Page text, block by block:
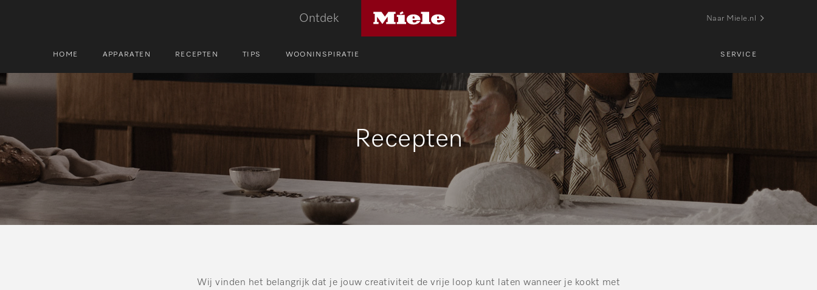
Ontdek
logo
Naar Miele.nl
HOME APPARATEN RECEPTEN TIPS WOONINSPIRATIE SERVICE
Zoek
Zoek
Recepten
Wij vinden het belangrijk dat je jouw creativiteit de vrije loop kunt laten wanneer je kookt met